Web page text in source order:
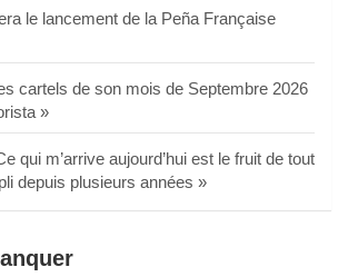
le lancement de la Peña Française
cartels de son mois de Septembre 2026
»
qui m’arrive aujourd’hui est le fruit de tout
depuis plusieurs années »